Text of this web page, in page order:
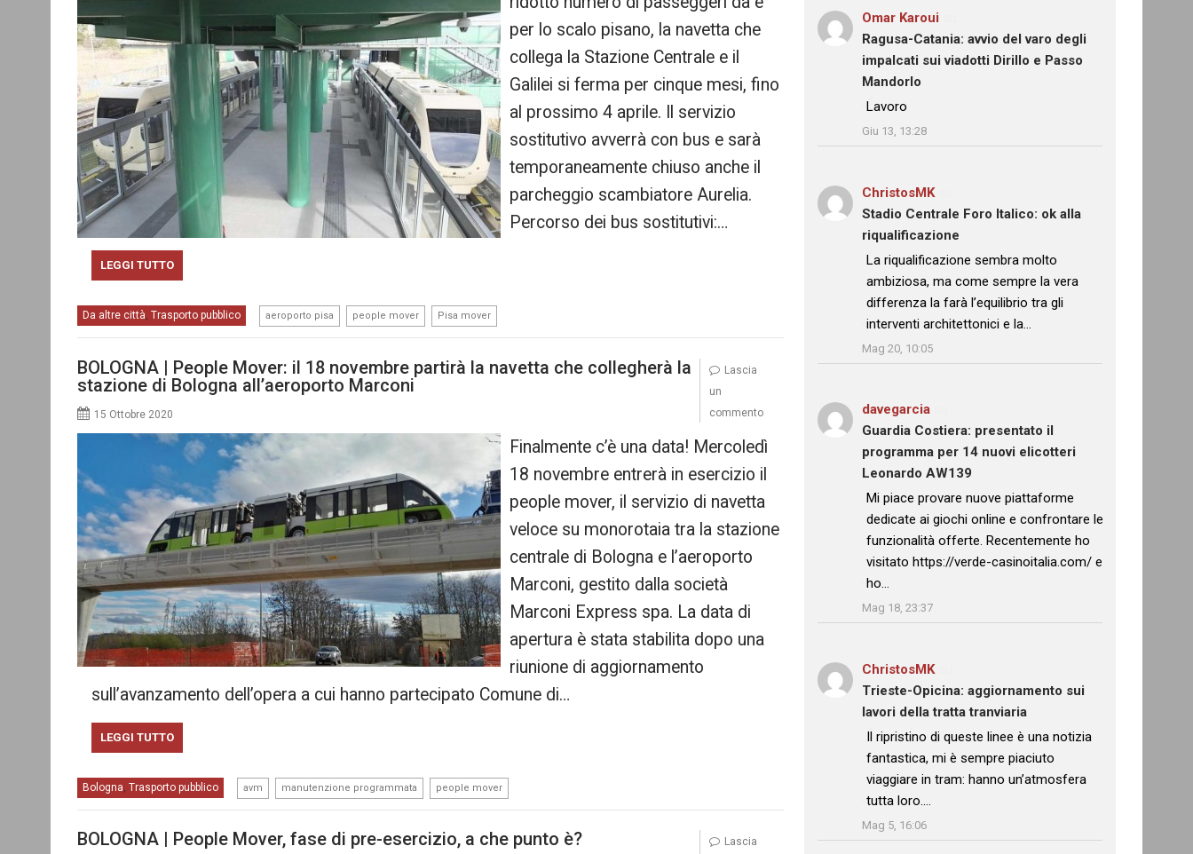
per lo scalo pisano, la navetta che
collega la Stazione Centrale e il
Galilei si ferma per cinque mesi, fino
al prossimo 4 aprile. Il servizio
sostitutivo avverrà con bus e sarà
temporaneamente chiuso anche il
parcheggio scambiatore Aurelia.
Percorso dei bus sostitutivi:…
LEGGI TUTTO
Da altre città, Trasporto pubblico aeroporto pisa people mover Pisa mover
BOLOGNA | People Mover: il 18 novembre partirà la navetta che collegherà la
stazione di Bologna all’aeroporto Marconi
15 Ottobre 2020
Finalmente c’è una data! Mercoledì
18 novembre entrerà in esercizio il
people mover, il servizio di navetta
veloce su monorotaia tra la stazione
centrale di Bologna e l’aeroporto
Marconi, gestito dalla società
Marconi Express spa. La data di
apertura è stata stabilita dopo una
riunione di aggiornamento
sull’avanzamento dell’opera a cui hanno partecipato Comune di…
LEGGI TUTTO
Bologna Trasporto pubblico avm manutenzione programmata people mover
Lascia
un
commento
BOLOGNA | People Mover, fase di pre-esercizio, a che punto è?
Lascia
Omar Karoui
Ragusa-Catania: avvio del varo degli
impalcati sui viadotti Dirillo e Passo
Mandorlo
: “Lavoro
Giu 13, 13:28
ChristosMKsu
Stadio Centrale Foro Italico: ok alla
riqualificazione
: “La riqualificazione sembra molto
ambiziosa, ma come sempre la vera
differenza la farà l’equilibrio tra gli
interventi architettonici e la…
Mag 20, 10:05
davegarcia
Guardia Costiera: presentato il
programma per 14 nuovi elicotteri
Leonardo AW139
: “
Mi piace provare nuove piattaforme
dedicate ai giochi online e confrontare le
funzionalità offerte. Recentemente ho
visitato https://verde-casinoitalia.com/ e
ho…
Mag 18, 23:37
ChristosMKsu
Trieste-Opicina: aggiornamento sui
lavori della tratta tranviaria
: “
Il ripristino di queste linee è una notizia
fantastica, mi è sempre piaciuto
viaggiare in tram: hanno un’atmosfera
tutta loro.…
Mag 5, 16:06